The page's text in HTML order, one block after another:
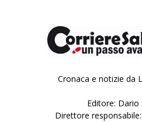
Cronaca e notizie da
Editore: Dario
Direttore